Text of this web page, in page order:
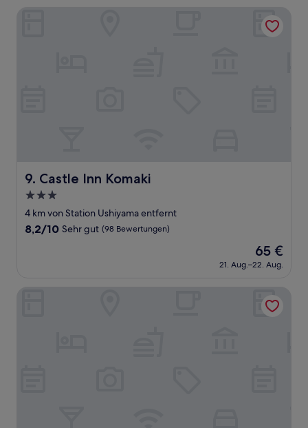
Bewertungen)
9. Castle Inn Komaki
Castle Inn Komaki
3.0-
Sterne-
Unterkunft
4 km von Station Ushiyama entfernt
8.2
(98
8,2/10 Sehr gut (98 Bewertungen)
Der
Preis
beträgt
65 €
21. Aug.–22. Aug.